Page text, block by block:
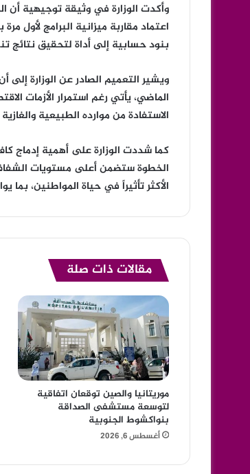
وأكدت الوزارة في وثيقة توجيهية أن
اعتماد مقاربة ميزانية البرامج
بنود حسابية إلى أداة لتحقيق نتائج
الماضي، يأتي رغم استمرار الأزمات
الاستفادة من موارده الطبيعية
كما شددت الوزارة على أهمية إدماج
الخطوة ستضمن أعلى مستويات
الأكثر تأثيراً في حياة المواطنين، بما
مقالات ذات صلة
موريتانيا والصين توقعان اتفاقية
لتوسعة مستشفى الصداقة
بنواكشوط الجنوبية
أغسطس 6, 2026